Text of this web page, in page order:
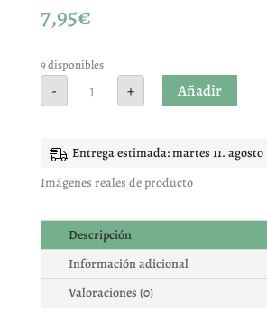
7,95€
9 disponibles
- CHUCHES+ Añadir
Entrega estimada: martes 11. agosto
Imágenes reales de producto
Descripción
Información adicional
Valoraciones (0)